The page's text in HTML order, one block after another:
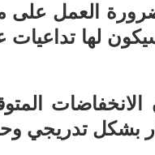
العمل على
لها تداعيات
بشكل تدريجي